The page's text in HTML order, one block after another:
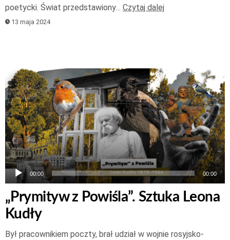
poetycki. Świat przedstawiony… Czytaj dalej
13 maja 2024
Odtwarzacz
plików
dźwiękowych
00:00 00:00
„Prymityw z Powiśla”. Sztuka Leona
Kudły
Był pracownikiem poczty, brał udział w wojnie rosyjsko-